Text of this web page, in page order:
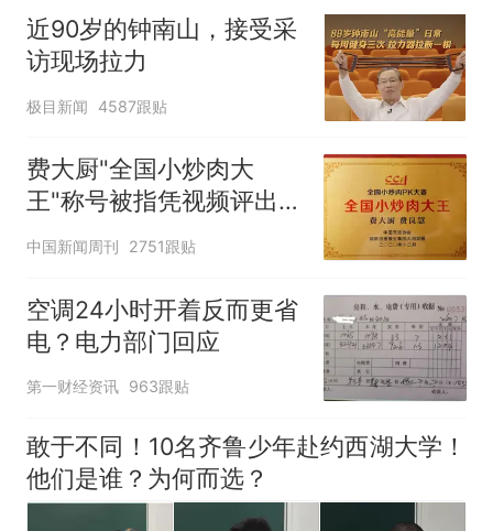
近90岁的钟南山，接受采
访现场拉力
极目新闻 4587跟贴
费大厨"全国小炒肉大
王"称号被指凭视频评出
官方回应
中国新闻周刊 2751跟贴
空调24小时开着反而更省
电？电力部门回应
第一财经资讯 963跟贴
敢于不同！10名齐鲁少年赴约西湖大学！
他们是谁？为何而选？